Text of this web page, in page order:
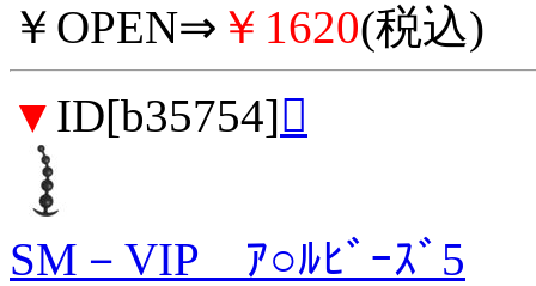
￥OPEN⇒ ￥1620(税込)
▼ ID[b35754]
SM－VIP ｱ○ﾙﾋﾞｰｽﾞ5